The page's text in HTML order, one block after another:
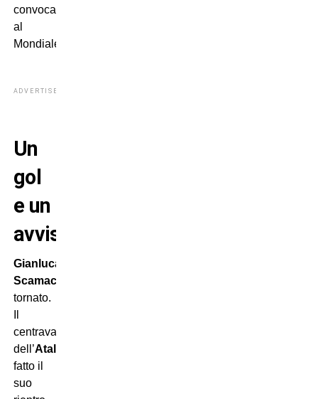
convocazione
al
Mondiale!
ADVERTISEMENT
Un
gol
e un
avviso
Gianluca
Scamacca
tornato.
centravanti
dell’Atalanta
fatto il
suo